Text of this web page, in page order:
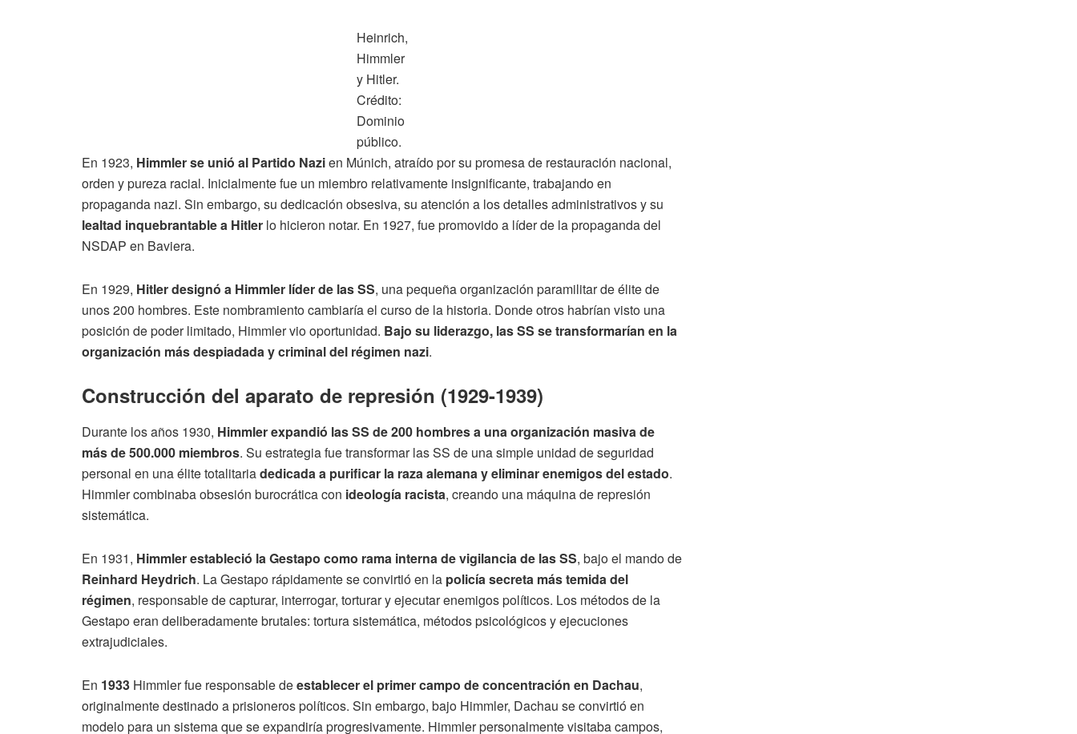
Heinrich,
Himmler
y Hitler.
Crédito:
Dominio
público.
En 1923, Himmler se unió al Partido Nazien Múnich, atraído por su promesa de restauración nacional,
orden y pureza racial. Inicialmente fue un miembro relativamente insignificante, trabajando en
propaganda nazi. Sin embargo, su dedicación obsesiva, su atención a los detalles administrativos y su
lealtad inquebrantable a Hitler lo hicieron notar. En 1927, fue promovido a líder de la propaganda del
NSDAP en Baviera.
En 1929, Hitler designó a Himmler líder de las SS, una pequeña organización paramilitar de élite de
unos 200 hombres. Este nombramiento cambiaría el curso de la historia. Donde otros habrían visto una
posición de poder limitado, Himmler vio oportunidad. Bajo su liderazgo, las SS se transformarían en la
organización más despiadada y criminal del régimen nazi.
Construcción del aparato de represión (1929-1939)
Durante los años 1930, Himmler expandió las SS de 200 hombres a una organización masiva de
más de 500.000 miembros. Su estrategia fue transformar las SS de una simple unidad de seguridad
personal en una élite totalitariadedicada a purificar la raza alemana y eliminar enemigos del estado.
Himmler combinaba obsesión burocrática con ideología racista, creando una máquina de represión
sistemática.
En 1931, Himmler estableció la Gestapo como rama interna de vigilancia de las SS, bajo el mando de
Reinhard Heydrich. La Gestapo rápidamente se convirtió en la policía secreta más temida del
régimen, responsable de capturar, interrogar, torturar y ejecutar enemigos políticos. Los métodos de la
Gestapo eran deliberadamente brutales: tortura sistemática, métodos psicológicos y ejecuciones
extrajudiciales.
En 1933 Himmler fue responsable deestablecer el primer campo de concentración en Dachau,
originalmente destinado a prisioneros políticos. Sin embargo, bajo Himmler, Dachau se convirtió en
modelo para un sistema que se expandiría progresivamente. Himmler personalmente visitaba campos,